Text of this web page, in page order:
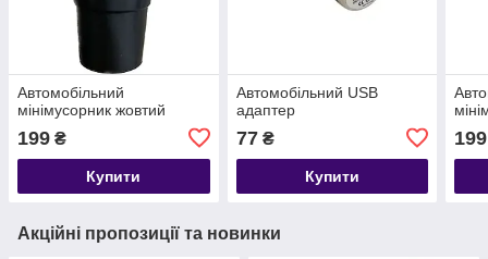
Автомобільний
мінімусорник жовтий
199 ₴
Купити
Автомобільний USB
адаптер
77₴
Купити
199
Акційні пропозиції та новинки